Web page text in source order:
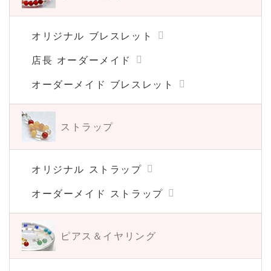
オリジナル ブレスレット
店長 オーダーメイド
オーダーメイド ブレスレット
ストラップ
オリジナル ストラップ
オーダーメイド ストラップ
ピアス＆イヤリング